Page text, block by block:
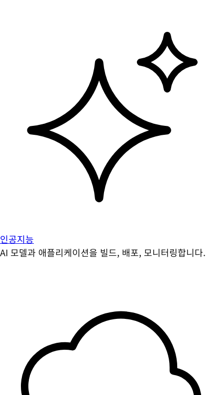
인공지능
AI 모델과 애플리케이션을 빌드, 배포, 모니터링합니다.